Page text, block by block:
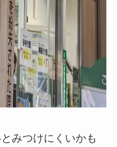
みつけにくいかも